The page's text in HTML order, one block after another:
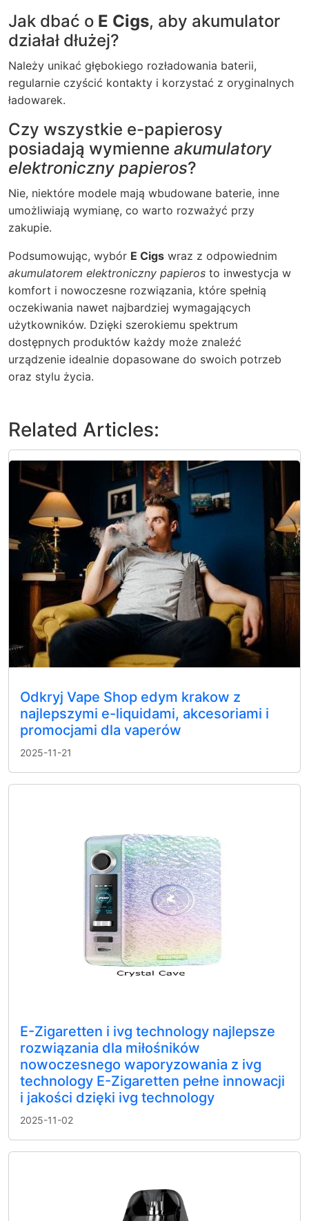
Jak dbać o E Cigs, aby akumulator
działał dłużej?
Należy unikać głębokiego rozładowania baterii,
regularnie czyścić kontakty i korzystać z oryginalnych
ładowarek.
Czy wszystkie e-papierosy
posiadają wymienne akumulatory
elektroniczny papieros?
Nie, niektóre modele mają wbudowane baterie, inne
umożliwiają wymianę, co warto rozważyć przy
zakupie.
Podsumowując, wybór E Cigs wraz z odpowiednim
akumulatorem elektroniczny papieros to inwestycja w
komfort i nowoczesne rozwiązania, które spełnią
oczekiwania nawet najbardziej wymagających
użytkowników. Dzięki szerokiemu spektrum
dostępnych produktów każdy może znaleźć
urządzenie idealnie dopasowane do swoich potrzeb
oraz stylu życia.
Related Articles:
Odkryj Vape Shop edym krakow z
najlepszymi e-liquidami, akcesoriami i
promocjami dla vaperów
2025-11-21
E-Zigaretten i ivg technology najlepsze
rozwiązania dla miłośników
nowoczesnego waporyzowania z ivg
technology E-Zigaretten pełne innowacji
i jakości dzięki ivg technology
2025-11-02